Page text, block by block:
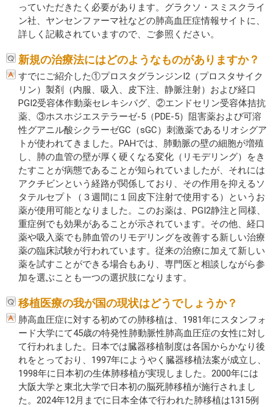
っていただきたく必要があります。グラクソ・スミスクライ
ン社、ヤンセンファーマ社などの肺高血圧症情報サイトに、
詳しく記載されていますので、ご参照ください。
新規の治療法にはどのようなものがありますか？
すでにご紹介した①プロスタグランジンI2（プロスタサイク
リン）製剤（内服、吸入、皮下注、静脈注射）および経口
PGI2受容体作動薬セレキシパグ、②エンドセリン受容体拮抗
薬、③ホスホジエステラーゼ-5（PDE-5）阻害薬および可溶
性グアニル酸シクラーゼGC（sGC）刺激薬であるリオシグア
トが使われてきました。PAHでは、肺動脈の壁の細胞が増殖
し、肺の血管の壁が厚く硬くなる変化（リモデリング）をき
たすことが病態であることが知られていましたが、それには
アクチビンという経路が関係しており、その作用を抑えるソ
タテルセプト（３週間に１回皮下注射で使用する）というお
薬が使用可能となりました。このお薬は、PGI2静注と同様、
重症例でも効果があることが示されています。その他、経口
薬や吸入薬でも肺血管のリモデリングを改善する新しい治療
薬の臨床試験が行われています。従来の治療に加えて新しい
薬を試すことができる場合もあり、専門医と相談しながら参
加を選ぶことも一つの選択肢になります。
移植医療の我が国の現状はどうでしょうか？
肺高血圧症に対する初めての肺移植は、1981年にスタンフォ
ード大学にて45歳の特発性肺動脈性肺高血圧症の女性に対し
て行われました。日本では臓器移植制度は各国からかなり後
れをとっており、1997年にようやく臓器移植法案が成立し、
1998年に日本初の生体肺移植が実現しました。2000年には
大阪大学と東北大学で日本初の脳死肺移植が施行されまし
た。2024年12月までに日本全体で行われた肺移植は1315例